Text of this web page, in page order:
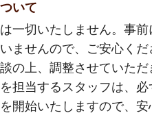
いて
一切いたしません。事
ませんので、ご安心く
の上、調整させていただ
担当するスタッフは、
開始いたしますので、安